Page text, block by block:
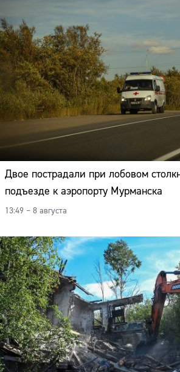
Двое пострадали при лобовом
подъезде к аэропорту Мурманска
13:49 – 8 августа